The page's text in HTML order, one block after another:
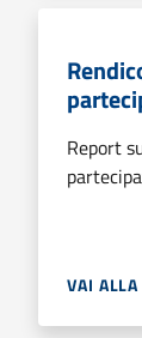
Report
VAI